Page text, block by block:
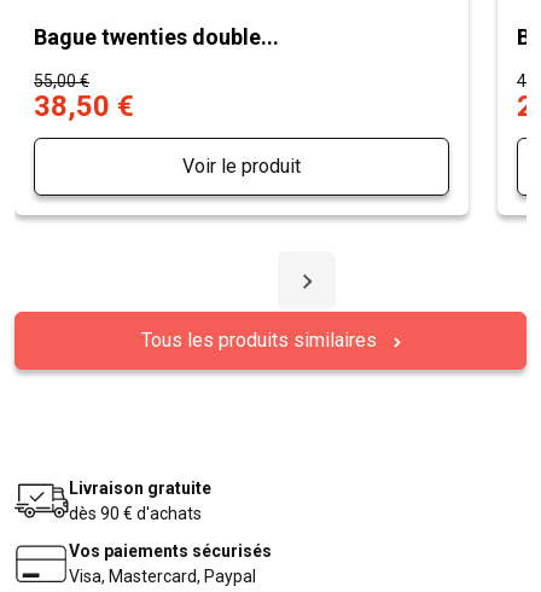
Bague twenties double...
55,00 €
38,50 €
Voir le produit
Tous les produits similaires
Livraison gratuite
dès 90 € d'achats
Vos paiements sécurisés
Visa, Mastercard, Paypal